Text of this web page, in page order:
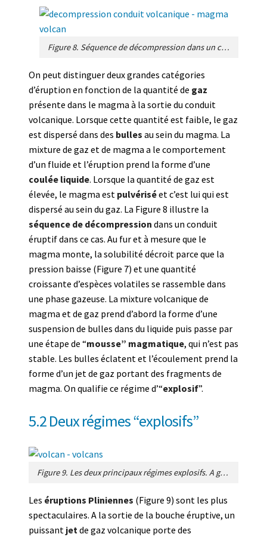
Figure 8. Séquence de décompression dans un conduit volcanique. Le magma se charge progressivement de bulles de gaz à cause de l’exsolution des espèces volatiles et de la dilatation du gaz. La suspension de magma et de bulles de gaz devient instable et le magma est pulvérisé en fragments qui sont portés par un jet de gaz. [Source : Figure de l’auteur]
On peut distinguer deux grandes catégories
d’éruption en fonction de la quantité de gaz
présente dans le magma à la sortie du conduit
volcanique. Lorsque cette quantité est faible, le gaz
est dispersé dans des bulles au sein du magma. La
mixture de gaz et de magma a le comportement
d’un fluide et l’éruption prend la forme d’une
coulée liquide. Lorsque la quantité de gaz est
élevée, le magma est pulvériséet c’est lui qui est
dispersé au sein du gaz. La Figure 8 illustre la
séquence de décompression dans un conduit
éruptif dans ce cas. Au fur et à mesure que le
magma monte, la solubilité décroit parce que la
pression baisse (Figure 7) et une quantité
croissante d’espèces volatiles se rassemble dans
une phase gazeuse. La mixture volcanique de
magma et de gaz prend d’abord la forme d’une
suspension de bulles dans du liquide puis passe par
une étape de “mousse” magmatique, qui n’est pas
stable. Les bulles éclatent et l’écoulement prend la
forme d’un jet de gaz portant des fragments de
magma. On qualifie ce régime d’“explosif”.
5.2 Deux régimes “explosifs”
Figure 9. Les deux principaux régimes explosifs. A gauche: une colonne Plinienne s’élève à haute altitude jusqu’à un niveau où l’atmosphère raréfiée est moins dense que la mixture volcanique. La mixture se propage latéralement en laissant sédimenter ses fragments. A droite: une coulée pyroclastique est due à l’effondrement d’une colonne éruptive qui est restée plus dense que l’air. [Source : Figure de l’auteur]
Les éruptions Pliniennes (Figure 9) sont les plus
spectaculaires. A la sortie de la bouche éruptive, un
puissant jetde gaz volcanique porte des